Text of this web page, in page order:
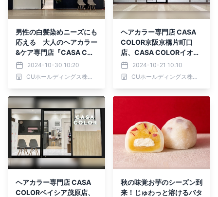
男性の白髪染めニーズにも
応える 大人のヘアカラー
&ケア専門店『CASA COL
OR』が11月1日（金）に一
部店舗でリニューアルオー
プン
2024-10-30 10:20
CUホールディングス株式会社
ヘアカラー専門店 CASA
COLOR京阪京橋片町口
店、CASA COLORイオン
モール名古屋茶屋店、他2
店舗が10月18日（金）リ
ニューアルオープンしまし
2024-10-21 10:10
CUホールディングス株式会社
ヘアカラー専門店 CASA
COLORベイシア茂原店、
秋の味覚お芋のシーズン到
来！じゅわっと溶けるバタ